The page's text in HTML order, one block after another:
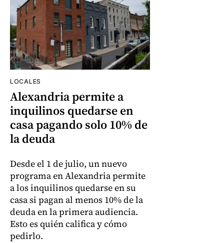
LOCALES
Alexandria permite a
inquilinos quedarse en
casa pagando solo 10% de
la deuda
Desde el 1 de julio, un nuevo
programa en Alexandria permite
a los inquilinos quedarse en su
casa si pagan al menos 10% de la
deuda en la primera audiencia.
Esto es quién califica y cómo
pedirlo.